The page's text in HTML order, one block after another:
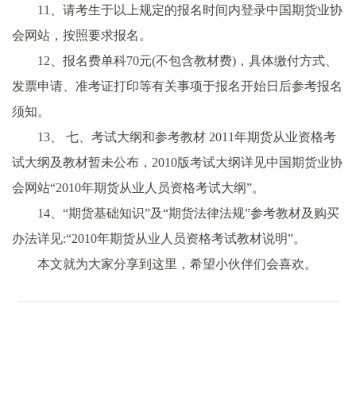
11、请考生于以上规定的报名时间内登录中国期货业协
会网站，按照要求报名。
12、报名费单科70元(不包含教材费)，具体缴付方式、
发票申请、准考证打印等有关事项于报名开始日后参考报名
须知。
13、 七、考试大纲和参考教材 2011年期货从业资格考
试大纲及教材暂未公布，2010版考试大纲详见中国期货业协
会网站“2010年期货从业人员资格考试大纲”。
14、“期货基础知识”及“期货法律法规”参考教材及购买
办法详见:“2010年期货从业人员资格考试教材说明”。
本文就为大家分享到这里，希望小伙伴们会喜欢。